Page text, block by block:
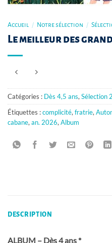
Accueil / Notre sélection /
Le meilleur des
Catégories : Dès 4,5 ans,Sélection
Étiquettes :complicité,fratrie,
cabane,an. 2026,Album
DESCRIPTION
ALBUM – Dès 4 ans *